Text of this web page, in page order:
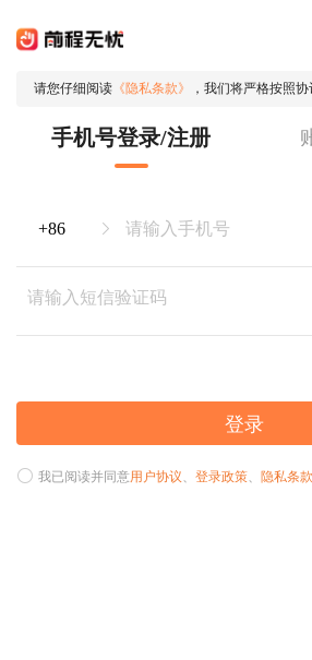
请您仔细阅读 《隐私条款》 ，我们将严格按照协
手机号登录/注册
登录
我已阅读并同意用户协议、 登录政策、 隐私条款